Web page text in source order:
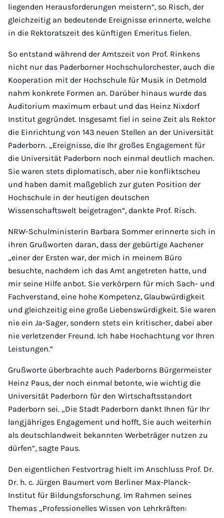
liegenden Herausforderungen meistern“, so Risch, der
gleichzeitig an bedeutende Ereignisse erinnerte, welche
in die Rektoratszeit des künftigen Emeritus fielen.
So entstand während der Amtszeit von Prof. Rinkens
nicht nur das Paderborner Hochschulorchester, auch die
Kooperation mit der Hochschule für Musik in Detmold
nahm konkrete Formen an. Darüber hinaus wurde das
Auditorium maximum erbaut und das Heinz Nixdorf
Institut gegründet. Insgesamt fiel in seine Zeit als Rektor
die Einrichtung von 143 neuen Stellen an der Universität
Paderborn. „Ereignisse, die Ihr großes Engagement für
die Universität Paderborn noch einmal deutlich machen.
Sie waren stets diplomatisch, aber nie konfliktscheu
und haben damit maßgeblich zur guten Position der
Hochschule in der heutigen deutschen
Wissenschaftswelt beigetragen“, dankte Prof. Risch.
NRW-Schulministerin Barbara Sommer erinnerte sich in
ihren Grußworten daran, dass der gebürtige Aachener
„einer der Ersten war, der mich in meinem Büro
besuchte, nachdem ich das Amt angetreten hatte, und
mir seine Hilfe anbot. Sie verkörpern für mich Sach- und
Fachverstand, eine hohe Kompetenz, Glaubwürdigkeit
und gleichzeitig eine große Liebenswürdigkeit. Sie waren
nie ein Ja-Sager, sondern stets ein kritischer, dabei aber
nie verletzender Freund. Ich habe Hochachtung vor Ihren
Leistungen.“
Grußworte überbrachte auch Paderborns Bürgermeister
Heinz Paus, der noch einmal betonte, wie wichtig die
Universität Paderborn für den Wirtschaftsstandort
Paderborn sei. „Die Stadt Paderborn dankt Ihnen für Ihr
langjähriges Engagement und hofft, Sie auch weiterhin
als deutschlandweit bekannten Werbeträger nutzen zu
dürfen“, sagte Paus.
Den eigentlichen Festvortrag hielt im Anschluss Prof. Dr.
Dr. h. c. Jürgen Baumert vom Berliner Max-Planck-
Institut für Bildungsforschung. Im Rahmen seines
Themas „Professionelles Wissen von Lehrkräften: